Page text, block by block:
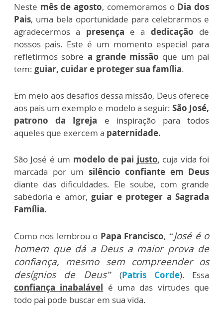
Neste mês de agosto, comemoramos o Dia dos
Pais, uma bela oportunidade para celebrarmos e
agradecermos a presença e a dedicação de
nossos pais. Este é um momento especial para
refletirmos sobre a grande missão que um pai
tem: guiar, cuidar e proteger sua família.
Em meio aos desafios dessa missão, Deus oferece
aos pais um exemplo e modelo a seguir: São José,
patrono da Igreja e inspiração para todos
aqueles que exercem a paternidade.
São José é um modelo de pai justo, cuja vida foi
marcada por um silêncio confiante em Deus
diante das dificuldades. Ele soube, com grande
sabedoria e amor,guiar e proteger a Sagrada
Família.
Como nos lembrou o Papa Francisco, “José é o
homem que dá a Deus a maior prova de
confiança, mesmo sem compreender os
desígnios de Deus” (Patris Corde). Essa
confiança inabalável é uma das virtudes que
todo pai pode buscar em sua vida.